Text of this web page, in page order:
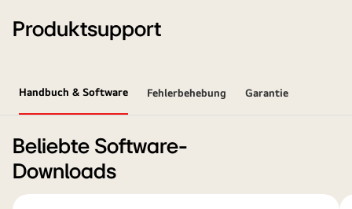
Produktsupport
Handbuch & Software Fehlerbehebung Garantie
Beliebte Software-
Downloads